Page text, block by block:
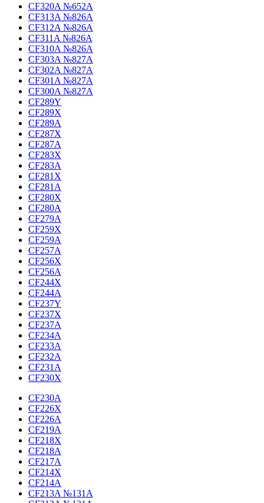
CF320A №652A
CF313A №826A
CF312A №826A
CF311A №826A
CF310A №826A
CF303A №827A
CF302A №827A
CF301A №827A
CF300A №827A
CF289Y
CF289X
CF289A
CF287X
CF287A
CF283X
CF283A
CF281X
CF281A
CF280X
CF280A
CF279A
CF259X
CF259A
CF257A
CF256X
CF256A
CF244X
CF244A
CF237Y
CF237X
CF237A
CF234A
CF233A
CF232A
CF231A
CF230X
CF230A
CF226X
CF226A
CF219A
CF218X
CF218A
CF217A
CF214X
CF214A
CF213A №131A